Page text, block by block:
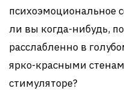
психоэмоциональное
ли вы когда-нибудь,
расслабленно в
ярко-красными
стимуляторе?